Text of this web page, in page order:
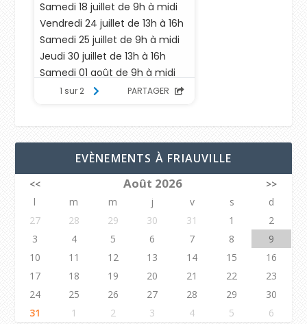
EVÈNEMENTS À FRIAUVILLE
<< Août 2026
>>
l
m m j v s
d
27
28 29 30 31 1
2
3
4 5 6 7 8
9
10
11 12 13 14 15
16
17
18 19 20 21 22
23
24
25 26 27 28 29
30
31
1 2 3 4 5 6